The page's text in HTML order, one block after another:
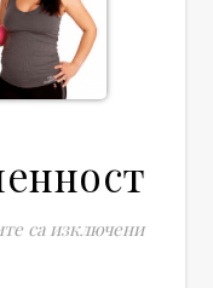
са изключениза